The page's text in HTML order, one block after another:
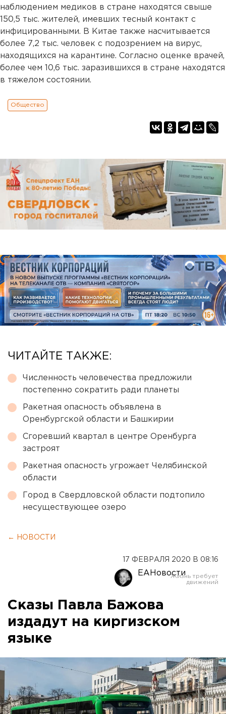
наблюдением медиков в стране находятся свыше
150,5 тыс. жителей, имевших тесный контакт с
инфицированными. В Китае также насчитывается
более 7,2 тыс. человек с подозрением на вирус,
находящихся на карантине. Согласно оценке врачей,
более чем 10,6 тыс. заразившихся в стране находятся
в тяжелом состоянии.
Общество
ЧИТАЙТЕ ТАКЖЕ:
Численность человечества предложили
постепенно сократить ради планеты
Ракетная опасность объявлена в
Оренбургской области и Башкирии
Сгоревший квартал в центре Оренбурга
застроят
Ракетная опасность угрожает Челябинской
области
Город в Свердловской области подтопило
несуществующее озеро
← НОВОСТИ
17 ФЕВРАЛЯ 2020 В 08:16
ЕАНовости
Сказы Павла Бажова
издадут на киргизском
языке